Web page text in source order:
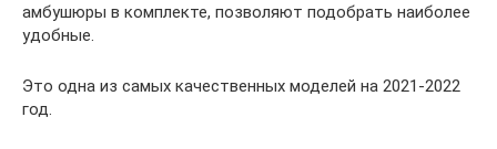
амбушюры в комплекте, позволяют подобрать наиболее
удобные.
Это одна из самых качественных моделей на 2021-2022
год.